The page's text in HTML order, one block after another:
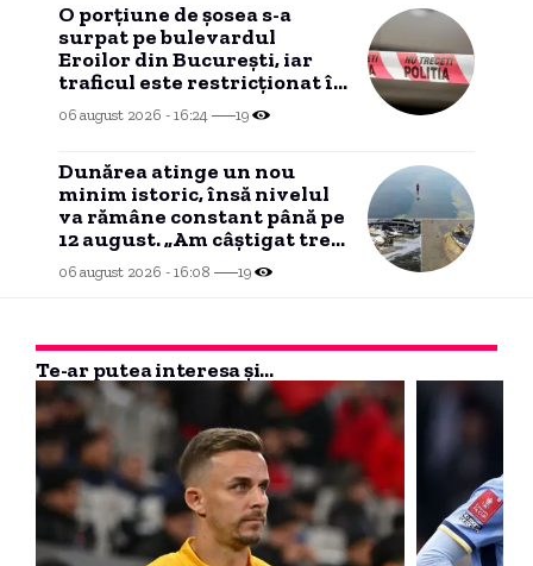
O porțiune de șosea s-a
surpat pe bulevardul
Eroilor din București, iar
traficul este restricționat în
zonă.
06 august 2026 - 16:24 19
Dunărea atinge un nou
minim istoric, însă nivelul
va rămâne constant până pe
12 august. „Am câştigat trei-
patru zile”
06 august 2026 - 16:08 19
Te-ar putea interesa și...